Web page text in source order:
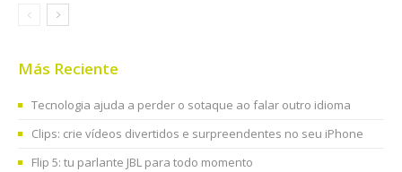
Más Reciente
Tecnologia ajuda a perder o sotaque ao falar outro idioma
Clips: crie vídeos divertidos e surpreendentes no seu iPhone
Flip 5: tu parlante JBL para todo momento